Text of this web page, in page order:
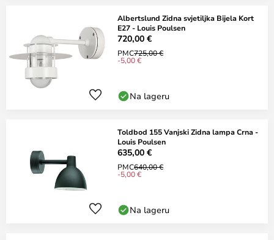
Albertslund Zidna svjetiljka Bijela Kort
E27 - Louis Poulsen
720,00 €
PMC725,00 €
-5,00 €
Na lageru
Toldbod 155 Vanjski Zidna lampa Crna -
Louis Poulsen
635,00 €
PMC640,00 €
-5,00 €
Na lageru